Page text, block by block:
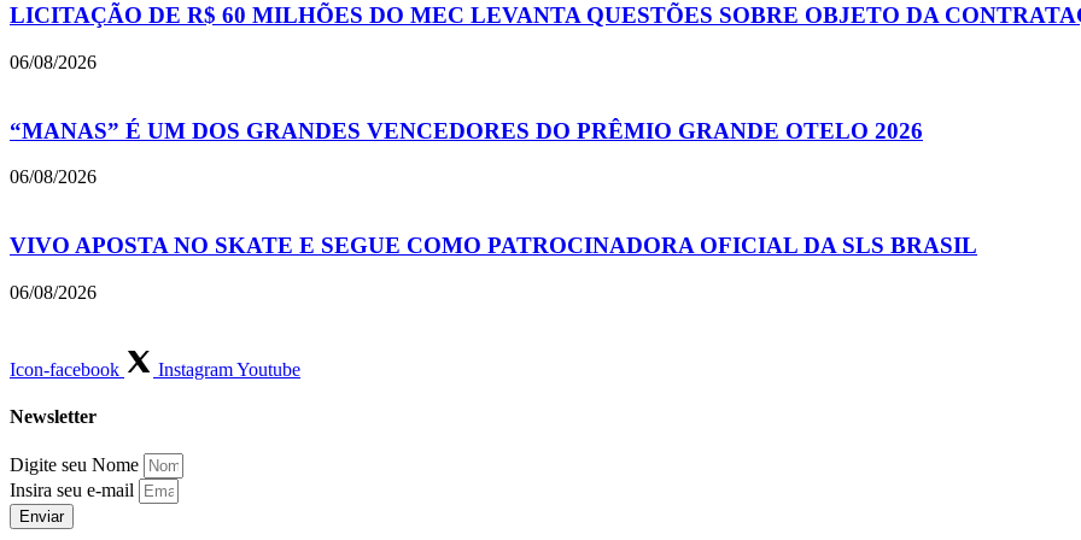
LICITAÇÃO DE R$ 60 MILHÕES DO MEC LEVANTA QUESTÕES SOBRE OBJETO DA
06/08/2026
“MANAS” É UM DOS GRANDES VENCEDORES DO PRÊMIO GRANDE OTELO 2026
06/08/2026
VIVO APOSTA NO SKATE E SEGUE COMO PATROCINADORA OFICIAL DA SLS BRASIL
06/08/2026
Icon-facebook InstagramYoutube
Newsletter
Digite seu Nome
Insira seu e-mail
Enviar